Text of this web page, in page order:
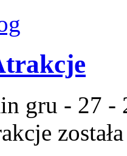
gru - 27 -